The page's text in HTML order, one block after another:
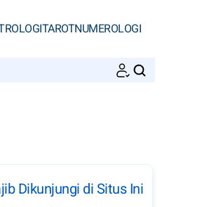
TAROTNUMEROLOGI
Dikunjungi di Situs Ini